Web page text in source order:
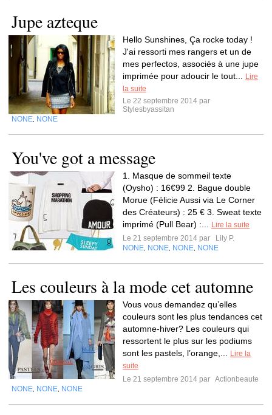
Jupe azteque
Hello Sunshines, Ça rocke today !
J'ai ressorti mes rangers et un de
mes perfectos, associés à une jupe
imprimée pour adoucir le tout...
Lire
la suite
Le 22 septembre 2014 par
Stylesbyassitan
NONE NONE
You've got a message
1. Masque de sommeil texte
(Oysho) : 16€99 2. Bague double
Morue (Félicie Aussi via Le Corner
des Créateurs) : 25 € 3. Sweat texte
imprimé (Pull Bear) :...
Lire la suite
Le 21 septembre 2014 par
Lily P.
NONE NONE NONE NONE
Les couleurs à la mode cet automne
Vous vous demandez qu’elles
couleurs sont les plus tendances cet
automne-hiver? Les couleurs qui
ressortent le plus sur les podiums
sont les pastels, l’orange,...
Lire la
suite
Le 21 septembre 2014 par Actionbeaute
NONE NONE NONE